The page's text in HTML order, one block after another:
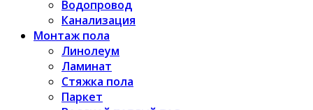
Водопровод
Канализация
Монтаж пола
Линолеум
Ламинат
Стяжка пола
Паркет